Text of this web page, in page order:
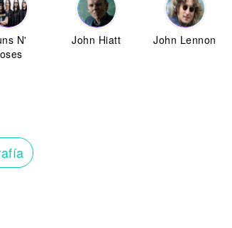
N'
John Hiatt John Lennon